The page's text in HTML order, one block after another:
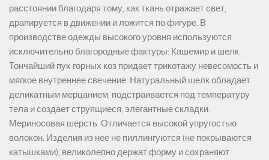
расстоянии благодаря тому, как ткань отражает свет,
драпируется в движении и ложится по фигуре. В
производстве одежды высокого уровня используются
исключительно благородные фактуры: Кашемир и шелк.
Тончайший пух горных коз придает трикотажу невесомость и
мягкое внутреннее свечение. Натуральный шелк обладает
деликатным мерцанием, подстраивается под температуру
тела и создает струящиеся, элегантные складки.
Мериносовая шерсть. Отличается высокой упругостью
волокон. Изделия из нее не пиллингуются (не покрываются
катышками), великолепно держат форму и сохраняют